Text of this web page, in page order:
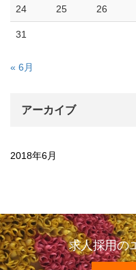
24 25 26
31
« 6月
アーカイブ
2018年6月
求人採用の